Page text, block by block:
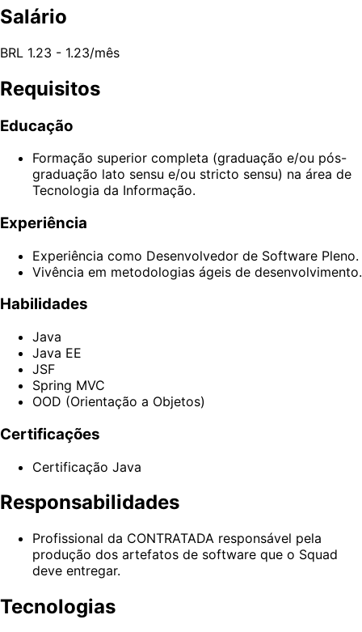
Salário
BRL 1.23 - 1.23/mês
Requisitos
Educação
Formação superior completa (graduação e/ou pós-
graduação lato sensu e/ou stricto sensu) na área de
Tecnologia da Informação.
Experiência
Experiência como Desenvolvedor de Software Pleno.
Vivência em metodologias ágeis de desenvolvimento.
Habilidades
Java
Java EE
JSF
Spring MVC
OOD (Orientação a Objetos)
Certificações
Certificação Java
Responsabilidades
Profissional da CONTRATADA responsável pela
produção dos artefatos de software que o Squad
deve entregar.
Tecnologias